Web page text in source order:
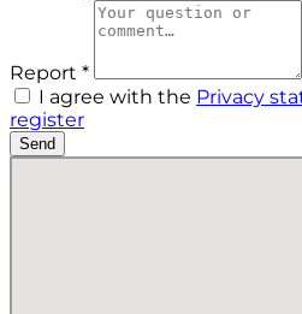
Report *
I agree with the Privacy
register
Send